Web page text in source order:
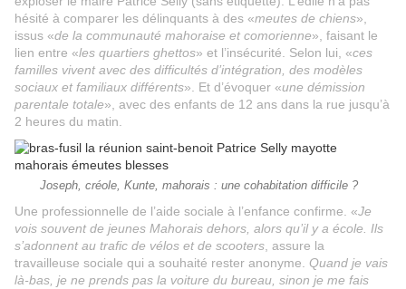
hésité à comparer les délinquants à des «meutes de chiens»,
issus «de la communauté mahoraise et comorienne», faisant le
lien entre «les quartiers ghettos» et l’insécurité. Selon lui, «ces
familles vivent avec des difficultés d’intégration, des modèles
sociaux et familiaux différents». Et d’évoquer «une démission
parentale totale», avec des enfants de 12 ans dans la rue jusqu’à
2 heures du matin.
Joseph, créole, Kunte, mahorais : une cohabitation difficile ?
Une professionnelle de l’aide sociale à l’enfance confirme. «Je
vois souvent de jeunes Mahorais dehors, alors qu’il y a école. Ils
s’adonnent au trafic de vélos et de scooters , assure la
travailleuse sociale qui a souhaité rester anonyme. Quand je vais
là-bas, je ne prends pas la voiture du bureau, sinon je me fais